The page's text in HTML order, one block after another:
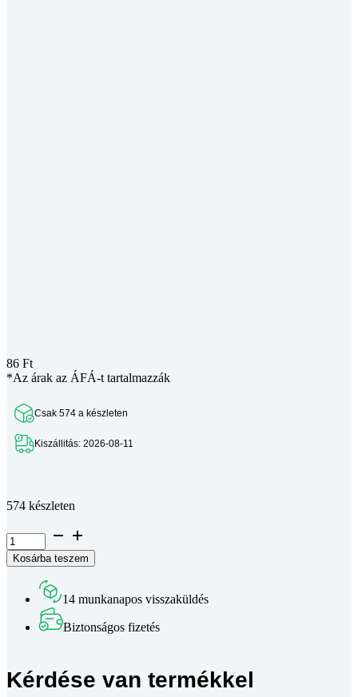
86 Ft
*Az árak az ÁFÁ-t tartalmazzák
Csak 574 a készleten
Kiszállitás: 2026-08-11
574 készleten
Félgömbfejű
belső
kulcsnyílású
7380
M6x20
Kosárba teszem
14 munkanapos visszaküldés
Biztonságos fizetés
Kérdése van termékkel